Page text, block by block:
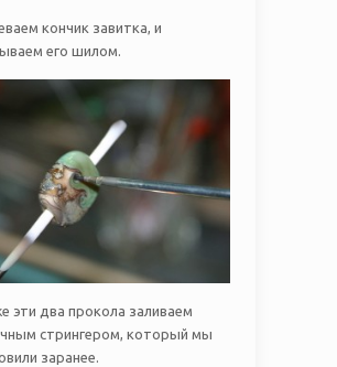
кончик завитка, и
его шилом.
эти два прокола заливаем
стрингером, который мы
заранее.